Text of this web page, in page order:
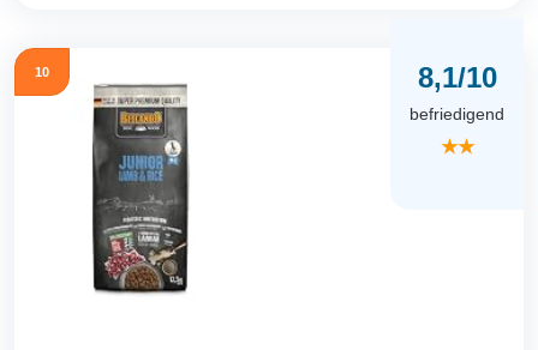
10 8,1/10
befriedigend
★★